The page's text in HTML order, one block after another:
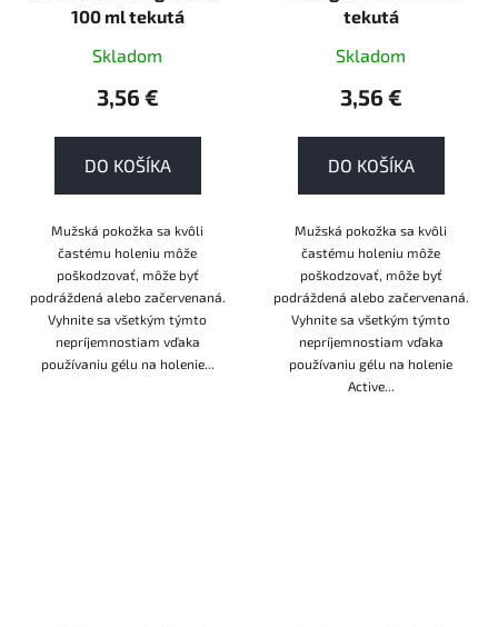
100 ml tekutá
Skladom
3,56 €
DO KOŠÍKA
Mužská pokožka sa kvôli
častému holeniu môže
poškodzovať, môže byť
podráždená alebo začervenaná.
Vyhnite sa všetkým týmto
nepríjemnostiam vďaka
používaniu gélu na holenie...
tekutá
Skladom
3,56 €
DO KOŠÍKA
Mužská pokožka sa kvôli
častému holeniu môže
poškodzovať, môže byť
podráždená alebo začervenaná.
Vyhnite sa všetkým týmto
nepríjemnostiam vďaka
používaniu gélu na holenie
Active...